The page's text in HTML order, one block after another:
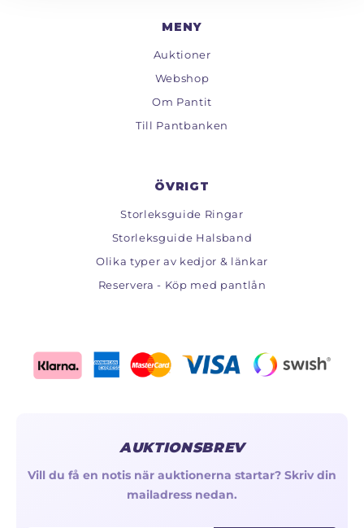
MENY
Auktioner
Webshop
Om Pantit
Till Pantbanken
ÖVRIGT
Storleksguide Ringar
Storleksguide Halsband
Olika typer av kedjor & länkar
Reservera - Köp med pantlån
AUKTIONSBREV
Vill du få en notis när auktionerna startar? Skriv din
mailadress nedan.